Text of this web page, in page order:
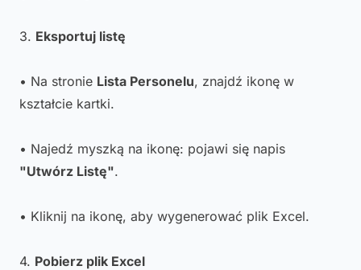
3. Eksportuj listę
• Na stronie Lista Personelu, znajdź ikonę w
kształcie kartki.
• Najedź myszką na ikonę: pojawi się napis
"Utwórz Listę".
• Kliknij na ikonę, aby wygenerować plik Excel.
4. Pobierz plik Excel